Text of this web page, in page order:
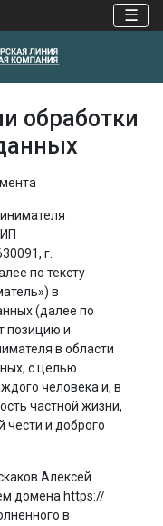
☰
обработки
г.
по тексту
в
(далее по
позицию и
в области
с целью
человека и, в
частной жизни,
чести и доброго
Алексей
домена https://
в